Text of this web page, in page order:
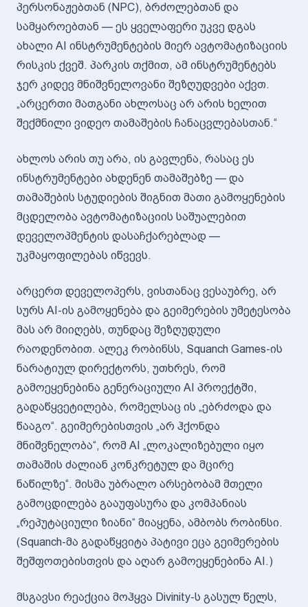
პერსონაჟებთან (NPC), ბრძოლებთან და
სამყაროებთან — ეს ყველაფერი უკვე დგას
ახალი AI ინსტრუმენტების მიერ ავტომატიზაციის
რისკის ქვეშ. პარკის თქმით, ამ ინსტრუმენტებს
ჯერ კიდევ მნიშვნელოვანი შეზღუდვები აქვთ.
„არცერთი მათგანი ახლოსაც არ არის ხელით
შექმნილი ვიდეო თამაშების ჩანაცვლებასთან.“
ახლოს არის თუ არა, ის გავლენა, რასაც ეს
ინსტრუმენტები ახდენენ თამაშებზე — და
თამაშების სტუდიების შიგნით მათი გამოყენების
მცდელობა ავტომატიზაციის საშუალებით
დეველოპმენტის დასაჩქარებლად —
უკმაყოფილებას იწვევს.
არცერთ დეველოპერს, ვისთანაც ვესაუბრე, არ
სურს AI-ის გამოყენება და გეიმერების უმეტესობა
მას არ მიიღებს, თუნდაც შეზღუდული
რაოდენობით. ალეკ რობინსს, Squanch Games-ის
ნარატიულ დირექტორს, უთხრეს, რომ
გამოეყენებინა გენერაციული AI პროექტში,
გადაწყვეტილება, რომელსაც ის „ებრძოდა და
წააგო“. გეიმერებისთვის „არ ჰქონდა
მნიშვნელობა“, რომ AI „ლოკალიზებული იყო
თამაშის ძალიან კონკრეტულ და მცირე
ნაწილზე“. მისმა უბრალო არსებობამ მთელი
გამოცდილება გააუფასურა და კომპანიას
„რეპუტაციული ზიანი“ მიაყენა, ამბობს რობინსი.
(Squanch-მა გადაწყვიტა პატივი ეცა გეიმერების
შეშფოთებისთვის და აღარ გამოეყენებინა AI.)
მსგავსი რეაქცია მოჰყვა Divinity-ს გასულ წელს,